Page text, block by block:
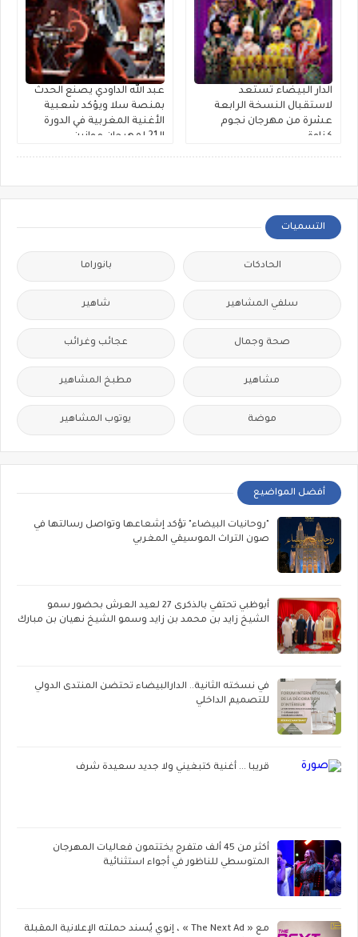
الدار البيضاء تستعد
لاستقبال النسخة الرابعة
عشرة من مهرجان نجوم
كناوة
عبد الله الداودي يصنع الحدث
بمنصة سلا ويؤكد شعبية
الأغنية المغربية في الدورة
الـ21 لمهرجان موازين
التسميات
الحادكات بانوراما
سلفي المشاهير شاهير
صحة وجمال عجائب وغرائب
مشاهير مطبخ المشاهير
موضة يوتوب المشاهير
أفضل المواضيع
"روحانيات البيضاء" تؤكد إشعاعها وتواصل رسالتها في
صون التراث الموسيقي المغربي
أبوظبي تحتفي بالذكرى 27 لعيد العرش بحضور سمو
الشيخ زايد بن محمد بن زايد وسمو الشيخ نهيان بن مبارك
في نسخته الثانية.. الدارالبيضاء تحتضن المنتدى الدولي
للتصميم الداخلي
قريبا ... أغنية كتبغيني ولا جديد سعيدة شرف
أكثر من 45 ألف متفرج يختتمون فعاليات المهرجان
المتوسطي للناظور في أجواء استثنائية
مع « The Next Ad » ، إنوي يُسند حملته الإعلانية المقبلة